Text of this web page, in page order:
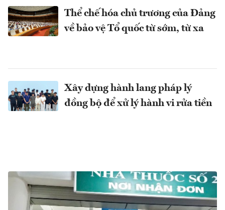
Thể chế hóa chủ trương của Đảng
về bảo vệ Tổ quốc từ sớm, từ xa
Xây dựng hành lang pháp lý
đồng bộ để xử lý hành vi rửa tiền